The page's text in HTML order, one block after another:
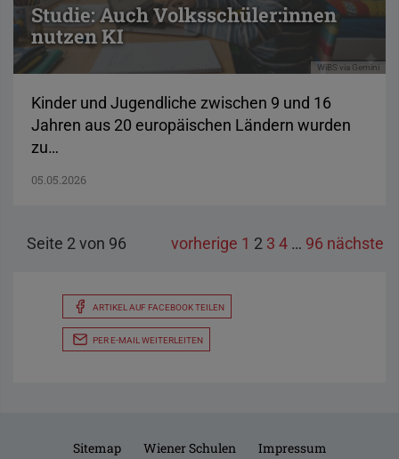
WiBS via Gemini
Studie: Auch Volksschüler:innen
nutzen KI
Kinder und Jugendliche zwischen 9 und 16
Jahren aus 20 europäischen Ländern wurden
zu…
05.05.2026
Seite 2 von 96 vorherige 1 2 3 4 … 96 nächste
ARTIKEL AUF FACEBOOK TEILEN
PER E-MAIL WEITERLEITEN
Sitemap Wiener Schulen Impressum